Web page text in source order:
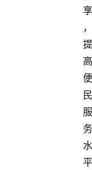
享
，
提
高
便
民
服
务
水
平